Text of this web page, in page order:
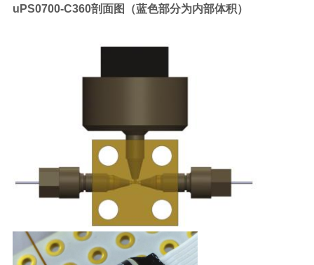
uPS0700-C360剖面图（蓝色部分为内部体积）